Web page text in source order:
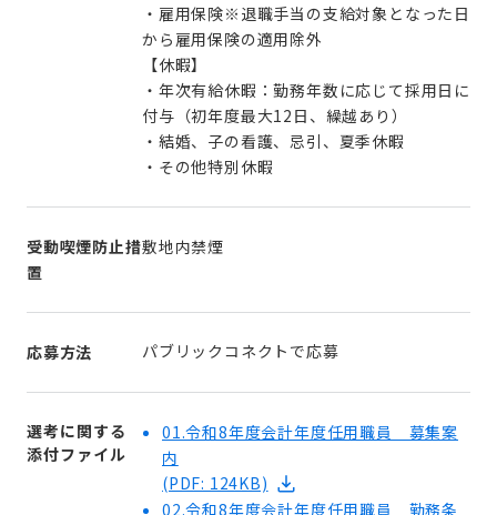
・雇用保険※退職手当の支給対象となった日
から雇用保険の適用除外
【休暇】
・年次有給休暇：勤務年数に応じて採用日に
付与（初年度最大12日、繰越あり）
・結婚、子の看護、忌引、夏季休暇
・その他特別休暇
受動喫煙防止措
置
敷地内禁煙
応募方法 パブリックコネクトで応募
選考に関する
添付ファイル
01.令和8年度会計年度任用職員 募集案
内
(PDF: 124KB)
02.令和8年度会計年度任用職員 勤務条